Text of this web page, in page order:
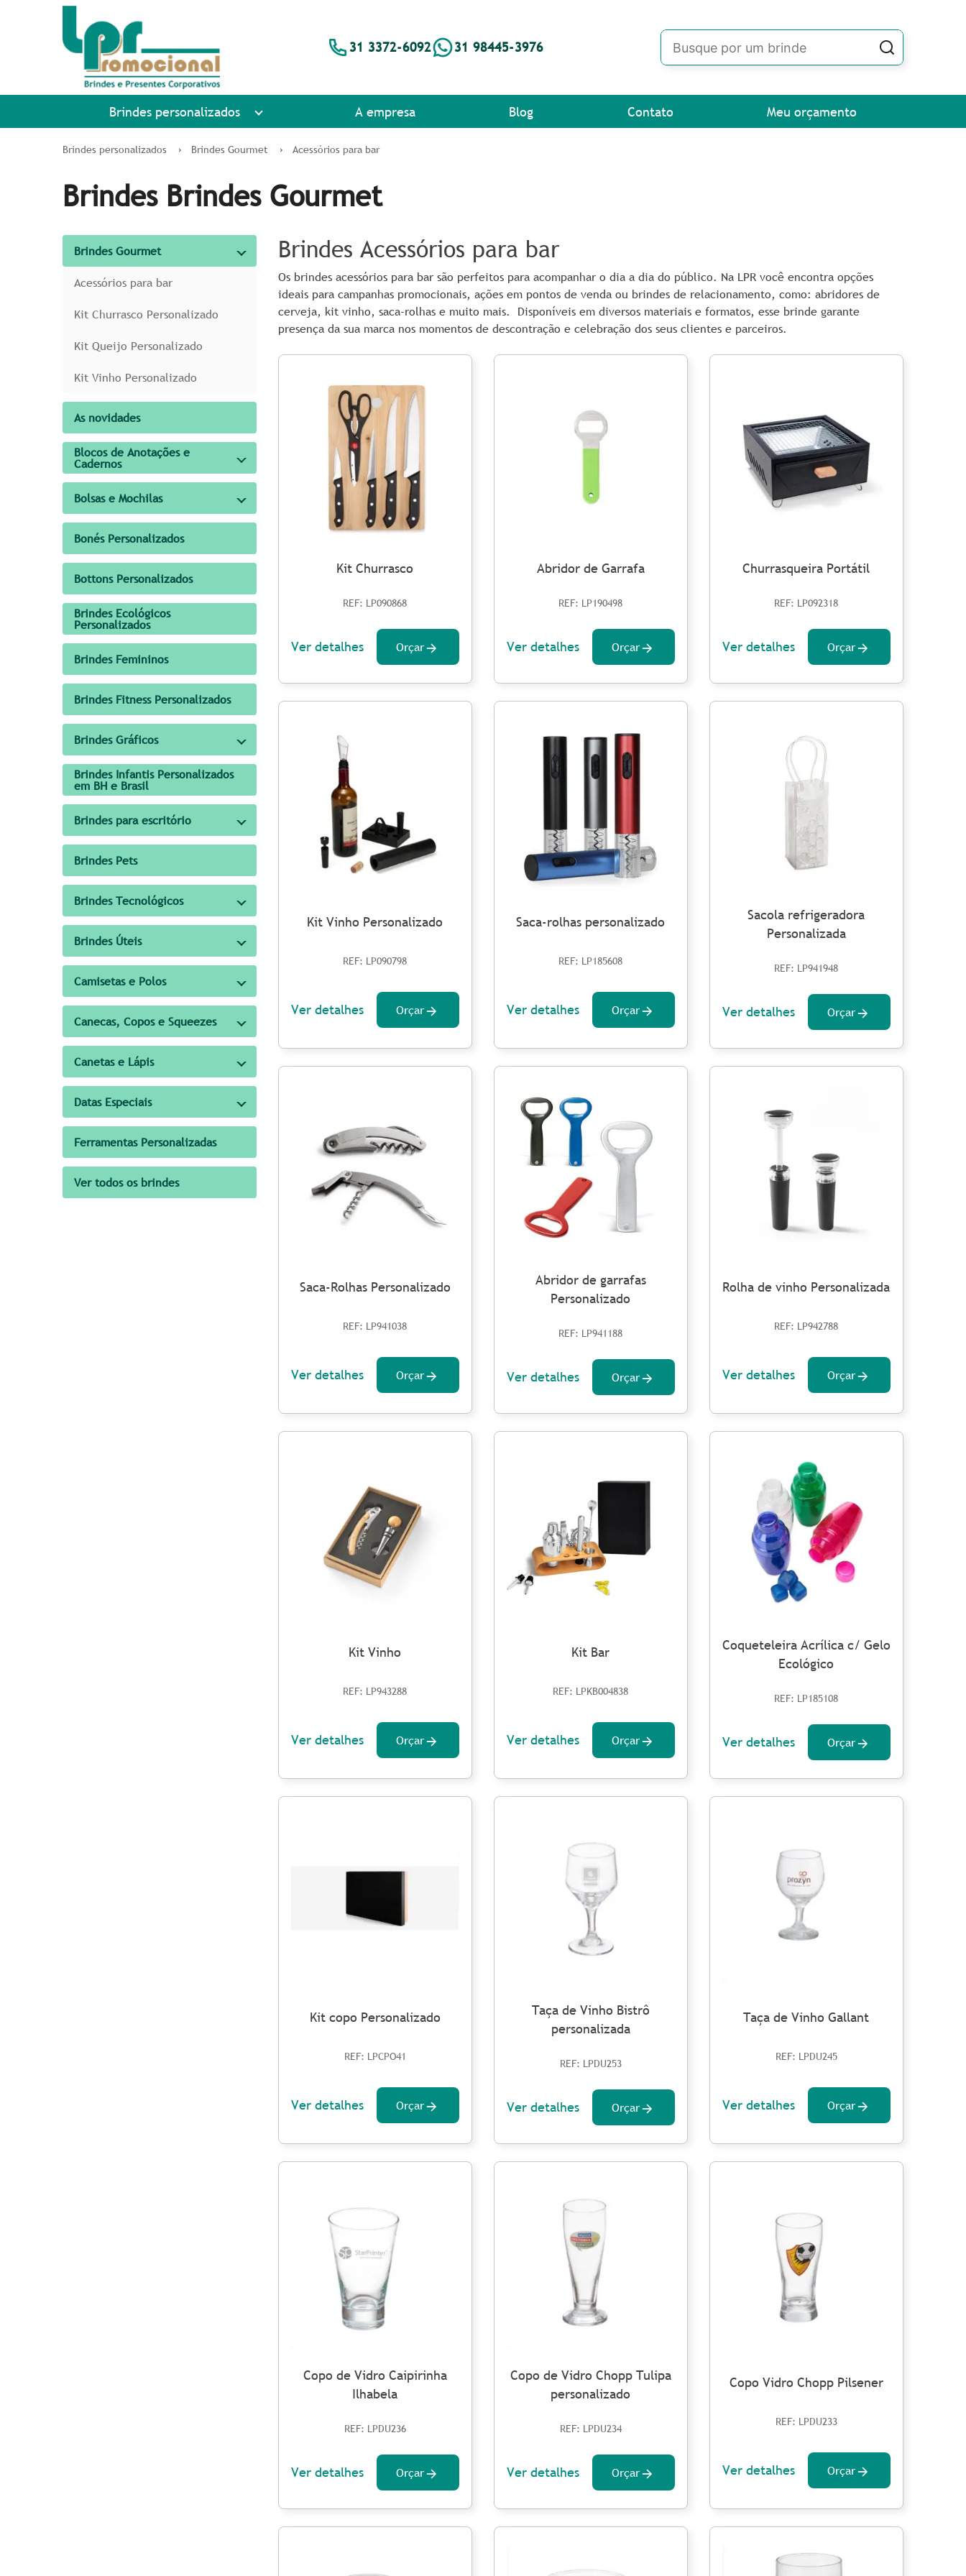
31 3372-6092 31 98445-3976
Brindes personalizados A empresa Blog Contato Meu orçamento
Brindes personalizados Brindes Gourmet Acessórios para bar
Brindes Brindes Gourmet
Brindes Gourmet
Acessórios para bar
Kit Churrasco Personalizado
Kit Queijo Personalizado
Kit Vinho Personalizado
As novidades
Blocos de Anotações e
Cadernos
Bolsas e Mochilas
Bonés Personalizados
Bottons Personalizados
Brindes Ecológicos
Personalizados
Brindes Femininos
Brindes Fitness Personalizados
Brindes Gráficos
Brindes Infantis Personalizados
em BH e Brasil
Brindes para escritório
Brindes Pets
Brindes Tecnológicos
Brindes Úteis
Camisetas e Polos
Canecas, Copos e Squeezes
Canetas e Lápis
Datas Especiais
Ferramentas Personalizadas
Ver todos os brindes
Brindes Acessórios para bar
Os brindes acessórios para bar são perfeitos para acompanhar o dia a dia do público. Na LPR você encontra opções
ideais para campanhas promocionais, ações em pontos de venda ou brindes de relacionamento, como: abridores de
cerveja, kit vinho, saca-rolhas e muito mais. Disponíveis em diversos materiais e formatos, esse brinde garante
presença da sua marca nos momentos de descontração e celebração dos seus clientes e parceiros.
Kit Churrasco
REF: LP090868
Ver detalhes Orçar
Abridor de Garrafa
REF: LP190498
Ver detalhes Orçar
Churrasqueira Portátil
REF: LP092318
Ver detalhes Orçar
Kit Vinho Personalizado
REF: LP090798
Ver detalhes Orçar
Saca-rolhas personalizado
REF: LP185608
Ver detalhes Orçar
Sacola refrigeradora
Personalizada
REF: LP941948
Ver detalhes Orçar
Saca-Rolhas Personalizado
REF: LP941038
Ver detalhes Orçar
Abridor de garrafas
Personalizado
REF: LP941188
Ver detalhes Orçar
Rolha de vinho Personalizada
REF: LP942788
Ver detalhes Orçar
Kit Vinho
REF: LP943288
Ver detalhes Orçar
Kit Bar
REF: LPKB004838
Ver detalhes Orçar
Coqueteleira Acrílica c/ Gelo
Ecológico
REF: LP185108
Ver detalhes Orçar
Kit copo Personalizado
REF: LPCPO41
Ver detalhes Orçar
Taça de Vinho Bistrô
personalizada
REF: LPDU253
Ver detalhes Orçar
Taça de Vinho Gallant
REF: LPDU245
Ver detalhes Orçar
Copo de Vidro Caipirinha
Ilhabela
REF: LPDU236
Ver detalhes Orçar
Copo de Vidro Chopp Tulipa
personalizado
REF: LPDU234
Ver detalhes Orçar
Copo Vidro Chopp Pilsener
REF: LPDU233
Ver detalhes Orçar